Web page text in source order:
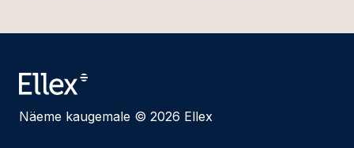
Näeme kaugemale © 2026 Ellex